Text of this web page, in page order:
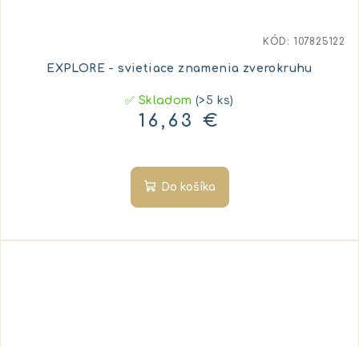
EXPLORE - svietiace znamenia zverokruhu
✅ Skladom(>5 ks)
16,63 €
Do košíka
KÓD: 107825122